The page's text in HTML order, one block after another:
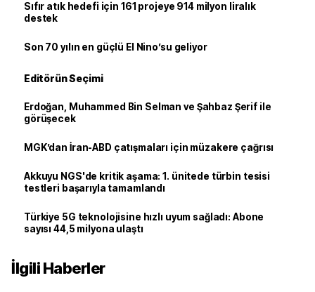
Sıfır atık hedefi için 161 projeye 914 milyon liralık
destek
Son 70 yılın en güçlü El Nino’su geliyor
Editörün Seçimi
Erdoğan, Muhammed Bin Selman ve Şahbaz Şerif ile
görüşecek
MGK’dan İran-ABD çatışmaları için müzakere çağrısı
Akkuyu NGS'de kritik aşama: 1. ünitede türbin tesisi
testleri başarıyla tamamlandı
Türkiye 5G teknolojisine hızlı uyum sağladı: Abone
sayısı 44,5 milyona ulaştı
İlgili Haberler